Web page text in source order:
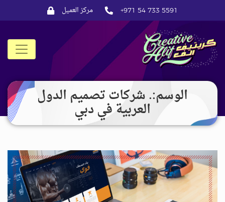
+971 54 733 5591 مركز العميل
CreativeAlif
الوسم:. شركات تصميم الدول
العربية في دبي